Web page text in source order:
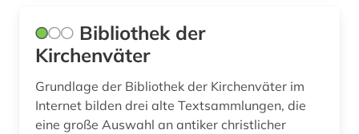
sozialwissenschaften (1)
spanisch (1)
sprachbeispiele (1)
sprachdaten (1)
Bibliothek der
Kirchenväter
Grundlage der Bibliothek der Kirchenväter im
Internet bilden drei alte Textsammlungen, die
eine große Auswahl an antiker christlicher